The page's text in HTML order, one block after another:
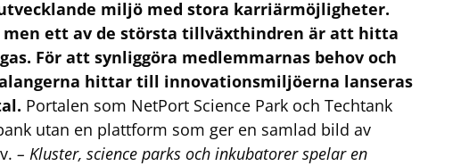
miljö med stora karriärmöjligheter.
men ett av de största tillväxthindren är att hitta
För att synliggöra medlemmarnas behov och
hittar till innovationsmiljöerna lanseras
Portalen som NetPort Science Park och Techtank
utan en plattform som ger en samlad bild av
– Kluster, science parks och inkubatorer spelar en